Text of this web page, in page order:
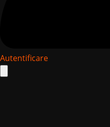
Autentificare